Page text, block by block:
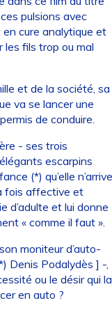
pulsions avec
en cure analytique et
les fils trop ou mal
et de la société, sa
va se lancer une
de conduire.
- ses trois
escarpins
(*) qu’elle n’arrive
fois affective et
d’adulte et lui donne
« comme il faut ».
moniteur d’auto-
Denis Podalydès ] -,
ou le désir qui la
en auto ?